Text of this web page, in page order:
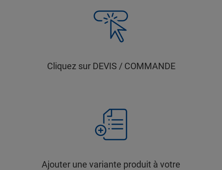
Cliquez sur DEVIS / COMMANDE
Ajouter une variante produit à votre